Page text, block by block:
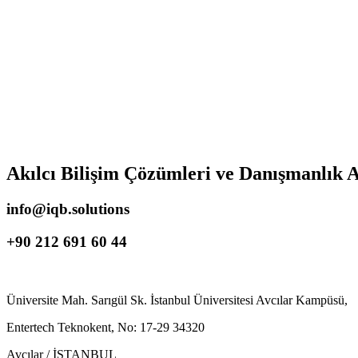
Akılcı Bilişim Çözümleri ve Danışmanlık
info@iqb.solutions
+90 212 691 60 44
Üniversite Mah. Sarıgül Sk. İstanbul Üniversitesi Avcılar Kampüsü,
Entertech Teknokent, No: 17-29 34320
Avcılar / İSTANBUL